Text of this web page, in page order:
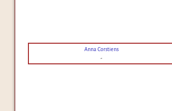
Anna Corstiens
-